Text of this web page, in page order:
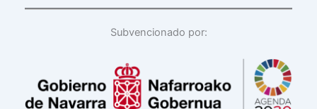
Subvencionado por: